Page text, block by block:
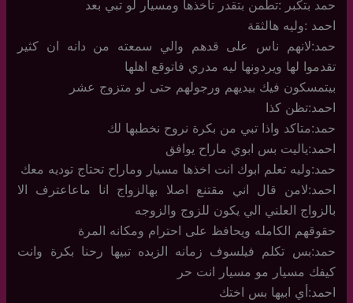
حمد بتكبر :تطمن بتقدر تاخذها ومسيار لو تبي بعد
احمد :وليه هالثقة
حمد:لانهم ناس على قدهم والي سمعته من دانه ان كثير
تقدموا لها ويردونها ليه مدري فاتوقع اهلها
بيتمسكون فيك بيديهم ورجولهم حتى لو متزوج عشر
احمد:تظن كذا
حمد:متاكد واذا تبي من بكرة نروح نخطبها لك
احمد:ياليت بس ابوي ماراح يوافق
حمد:وليه تعلم ابوك انت اخذها مسيار وماراح تحتاج توديه معك
احمد:لامن قال اني مقتنع اصلا بهالزواج انا ماعاعترف الا
بالزواج العلني الي يكون للزوج والزوجه
حقوقهم الكامله ويحافظ على احترام ومكانه المرة
حمد:بس تكلم فيلسوف زمانه الزبده تبيها رحنا بكرة وانت
كيفك مسيار مو مسيار انت حر
احمد:أي ابيها بس اختك